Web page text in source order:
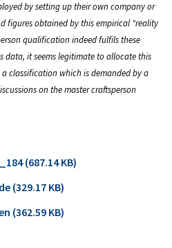
by setting up their own company or
figures obtained by this empirical “reality
qualification indeed fulfils these
data, it seems legitimate to allocate this
classification which is demanded by a
on the master craftsperson
(687.14 KB)
(329.17 KB)
(362.59 KB)